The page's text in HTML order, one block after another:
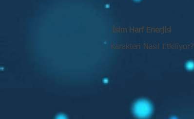
İsim Harf Enerjisi
Karakteri Nasıl Etkiliyor?